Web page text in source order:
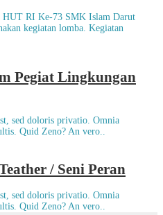
HUT RI Ke-73 SMK Islam Darut
kegiatan lomba. Kegiatan
Pegiat Lingkungan
sed doloris privatio. Omnia
Quid Zeno? An vero..
/ Seni Peran
sed doloris privatio. Omnia
Quid Zeno? An vero..